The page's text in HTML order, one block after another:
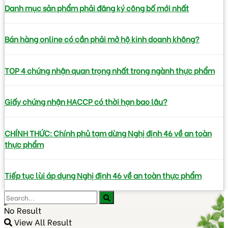
Danh mục sản phẩm phải đăng ký công bố mới nhất
Bán hàng online có cần phải mở hộ kinh doanh không?
TOP 4 chứng nhận quan trọng nhất trong ngành thực phẩm
Giấy chứng nhận HACCP có thời hạn bao lâu?
CHÍNH THỨC: Chính phủ tạm dừng Nghị định 46 về an toàn
thực phẩm
Tiếp tục lùi áp dụng Nghị định 46 về an toàn thực phẩm
No Result
View All Result